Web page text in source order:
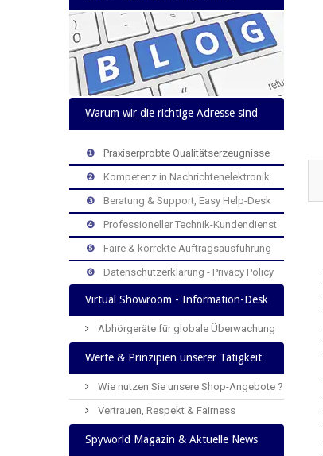
Warum wir die richtige Adresse sind
❶
Praxiserprobte Qualitätserzeugnisse
❷
Kompetenz in Nachrichtenelektronik
❸
Beratung & Support, Easy Help-Desk
❹
Professioneller Technik-Kundendienst
❺
Faire & korrekte Auftragsausführung
❻ Datenschutzerklärung - Privacy Policy
Virtual Showroom - Information-Desk
Abhörgeräte für globale Überwachung
Werte & Prinzipien unserer Tätigkeit
Wie nutzen Sie unsere Shop-Angebote ?
Vertrauen, Respekt & Fairness
Spyworld Magazin & Aktuelle News